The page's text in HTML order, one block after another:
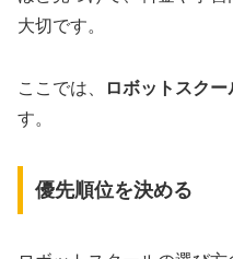
大切です。
ここでは、 ロボットスク
す。
優先順位を決める